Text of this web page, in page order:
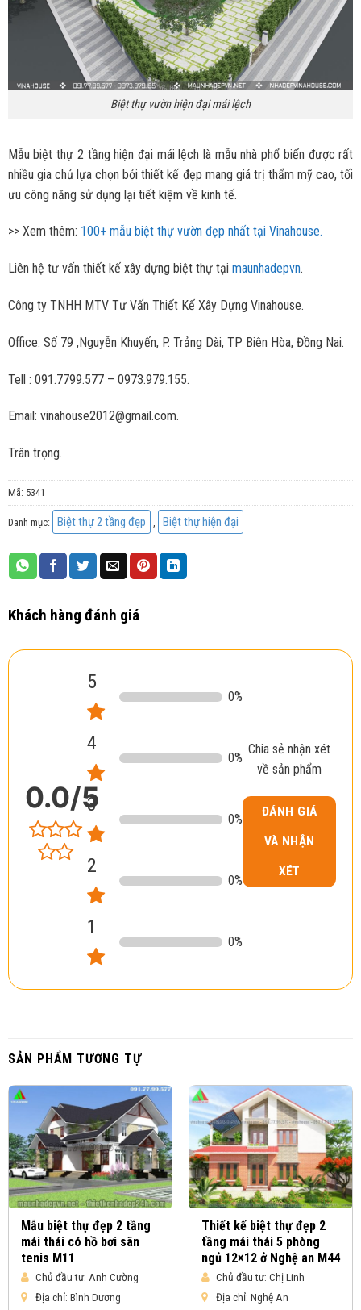
Biệt thự vườn hiện đại mái lệch
Mẫu biệt thự 2 tầng hiện đại mái lệch là mẫu nhà phổ biến được rất
nhiều gia chủ lựa chọn bởi thiết kế đẹp mang giá trị thẩm mỹ cao, tối
ưu công năng sử dụng lại tiết kiệm về kinh tế.
>> Xem thêm: 100+ mẫu biệt thự vườn đẹp nhất tại Vinahouse.
Liên hệ tư vấn thiết kế xây dựng biệt thự tại maunhadepvn.
Công ty TNHH MTV Tư Vấn Thiết Kế Xây Dựng Vinahouse.
Office: Số 79 ,Nguyễn Khuyến, P. Trảng Dài, TP Biên Hòa, Đồng Nai.
Tell : 091.7799.577 – 0973.979.155.
Email: vinahouse2012@gmail.com.
Trân trọng.
Mã: 5341
Danh mục: Biệt thự 2 tầng đẹp Biệt thự hiện đại
Khách hàng đánh giá
0.0/5
5
0%
4
0%
3
0%
2
0%
1
0%
Chia sẻ nhận xét
về sản phẩm
ĐÁNH GIÁ
VÀ NHẬN
XÉT
SẢN PHẨM TƯƠNG TỰ
Mẫu biệt thự đẹp 2 tầng
mái thái có hồ bơi sân
tenis M11
Chủ đầu tư: Anh Cường
Địa chỉ: Bình Dương
Thiết kế biệt thự đẹp 2
tầng mái thái 5 phòng
ngủ 12×12 ở Nghệ an M44
Chủ đầu tư: Chị Linh
Địa chỉ: Nghệ An